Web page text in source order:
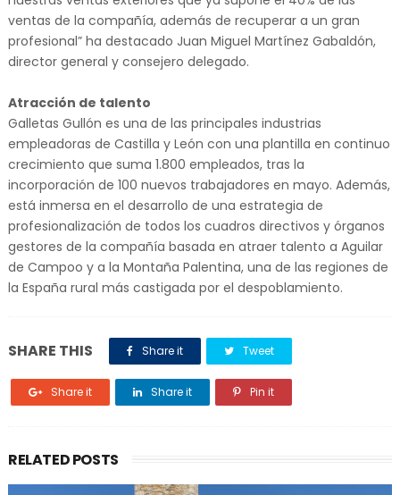
ventas de la compañía, además de recuperar a un gran
profesional” ha destacado Juan Miguel Martínez Gabaldón,
director general y consejero delegado.
Atracción de talento
Galletas Gullón es una de las principales industrias
empleadoras de Castilla y León con una plantilla en continuo
crecimiento que suma 1.800 empleados, tras la
incorporación de 100 nuevos trabajadores en mayo. Además,
está inmersa en el desarrollo de una estrategia de
profesionalización de todos los cuadros directivos y órganos
gestores de la compañía basada en atraer talento a Aguilar
de Campoo y a la Montaña Palentina, una de las regiones de
la España rural más castigada por el despoblamiento.
SHARE THIS Share it Tweet
Share it Share it Pin it
RELATED POSTS